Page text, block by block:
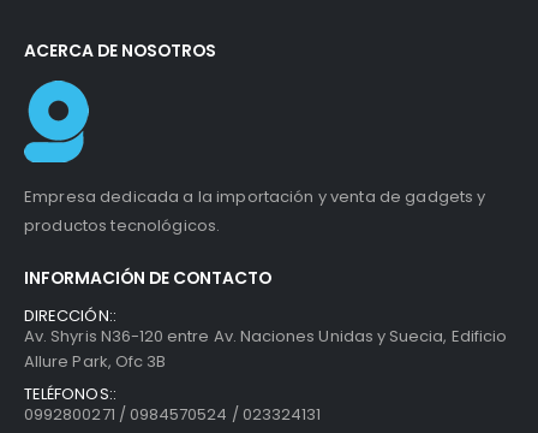
ACERCA DE NOSOTROS
Empresa dedicada a la importación y venta de gadgets y
productos tecnológicos.
INFORMACIÓN DE CONTACTO
DIRECCIÓN::
Av. Shyris N36-120 entre Av. Naciones Unidas y Suecia, Edificio
Allure Park, Ofc 3B
TELÉFONOS::
0992800271 / 0984570524 / 023324131